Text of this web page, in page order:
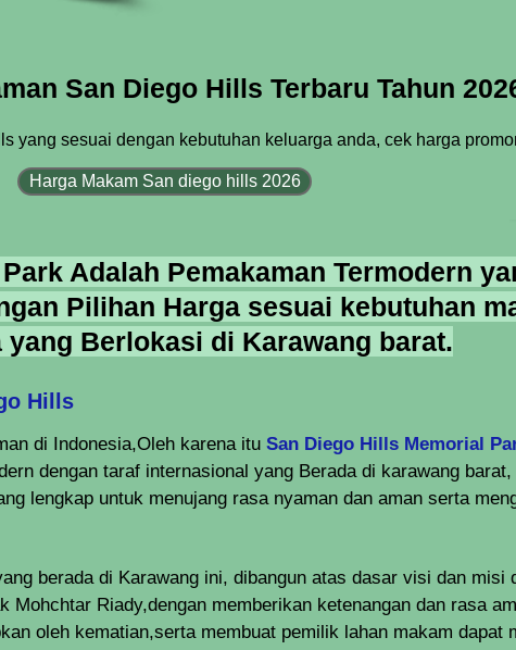
San Diego Hills Terbaru Tahun
yang sesuai dengan kebutuhan keluarga anda, cek harga
Harga Makam San diego hills 2026
Adalah Pemakaman Termodern
Pilihan Harga sesuai kebutuhan
yang Berlokasi di Karawang barat.
Hills
di Indonesia,Oleh karena itu San Diego Hills Memorial
dengan taraf internasional yang Berada di karawang
lengkap untuk menujang rasa nyaman dan aman serta
berada di Karawang ini, dibangun atas dasar visi dan misi
Mohchtar Riady,dengan memberikan ketenangan dan rasa
oleh kematian,serta membuat pemilik lahan makam dapat